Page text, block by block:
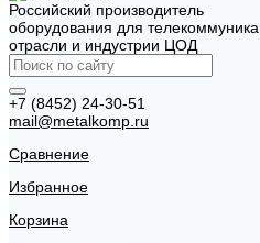
Российский производитель
оборудования для
отрасли и индустрии ЦОД
+7 (8452) 24-30-51
mail@metalkomp.ru
Сравнение
Избранное
Корзина